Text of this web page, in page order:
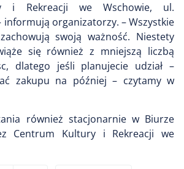
i Rekreacji we Wschowie, ul.
informują organizatorzy. – Wszystkie
swoją ważność. Niestety
się również z mniejszą liczbą
dlatego jeśli planujecie udział –
zakupu na później – czytamy w
również stacjonarnie w Biurze
Centrum Kultury i Rekreacji we